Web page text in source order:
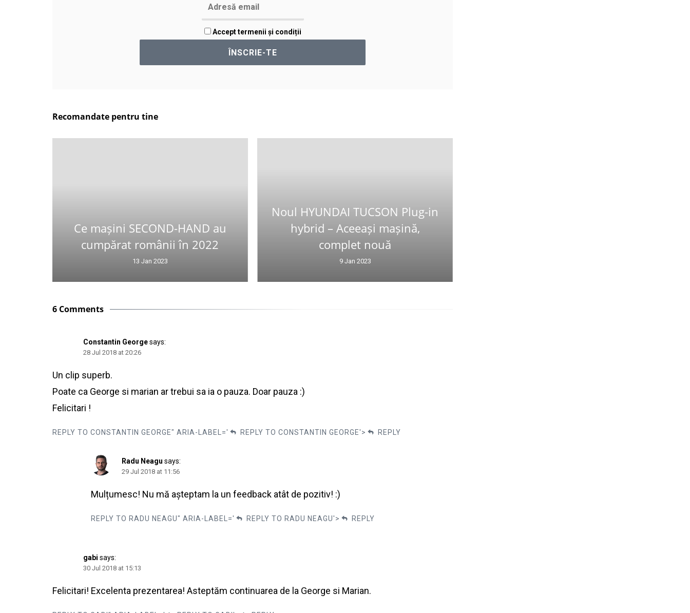
Accept termenii și condiții
Recomandate pentru tine
Ce mașini SECOND-HAND au
cumpărat românii în 2022
13 Jan 2023
Noul HYUNDAI TUCSON Plug-in
hybrid – Aceeași mașină,
complet nouă
9 Jan 2023
6 Comments
Constantin Georgesays:
28 Jul 2018 at 20:26
Un clip superb.
Poate ca George si marian ar trebui sa ia o pauza. Doar pauza :)
Felicitari !
REPLY TO CONSTANTIN GEORGE" ARIA-LABEL=' REPLY TO CONSTANTIN GEORGE'> REPLY
Radu Neagu says:
29 Jul 2018 at 11:56
Mulțumesc! Nu mă așteptam la un feedback atât de pozitiv! :)
REPLY TO RADU NEAGU" ARIA-LABEL=' REPLY TO RADU NEAGU'> REPLY
gabi says:
30 Jul 2018 at 15:13
Felicitari! Excelenta prezentarea! Asteptăm continuarea de la George si Marian.